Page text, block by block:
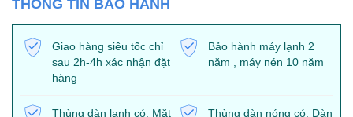
THÔNG TIN BẢO HÀNH
Giao hàng siêu tốc chỉ
sau 2h-4h xác nhận đặt
hàng
Bảo hành máy lạnh 2
năm , máy nén 10 năm
Thùng dàn lạnh có: Mặt
Thùng dàn nóng có: Dàn